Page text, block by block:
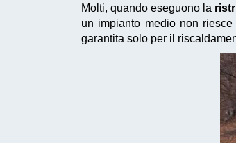
Molti, quando eseguono la
un impianto medio non
garantita solo per il